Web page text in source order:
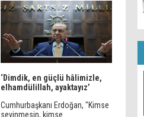
‘Dimdik, en güçlü hâlimizle,
elhamdülillah, ayaktayız’
Cumhurbaşkanı Erdoğan, "Kimse
sevinmesin, kimse